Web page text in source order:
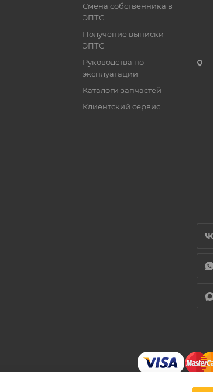
Смена собственника в
ЭПТС
Получение выписки
ЭПТС
Руководства по
эксплуатации
Каталоги запчастей
Клиентский сервис